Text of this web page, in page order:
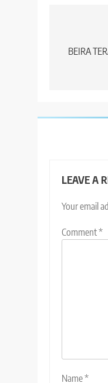
BEIRA
LEAVE A
Your email
Comment*
Name*